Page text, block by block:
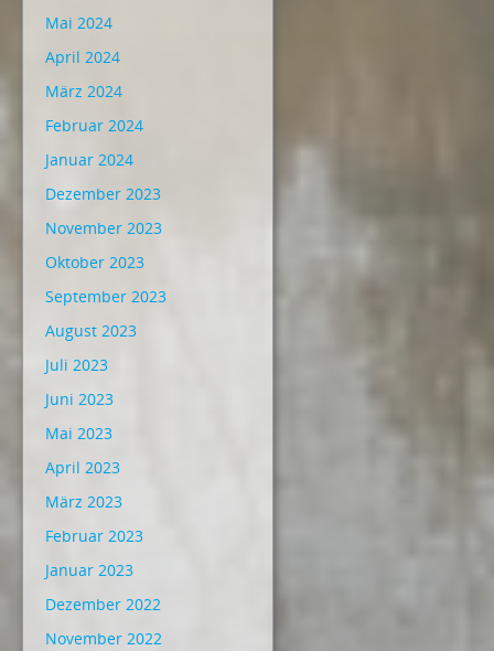
Mai 2024
April 2024
März 2024
Februar 2024
Januar 2024
Dezember 2023
November 2023
Oktober 2023
September 2023
August 2023
Juli 2023
Juni 2023
Mai 2023
April 2023
März 2023
Februar 2023
Januar 2023
Dezember 2022
November 2022